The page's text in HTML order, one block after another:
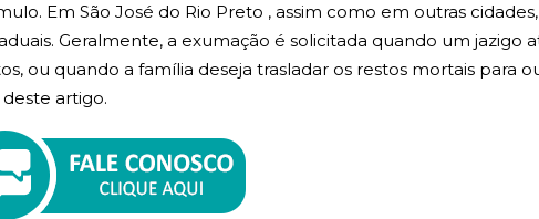
Em São José do Rio Preto , assim como em outras
Geralmente, a exumação é solicitada quando um jazigo
ou quando a família deseja trasladar os restos mortais para
artigo.